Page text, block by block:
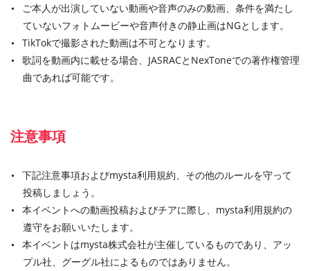
ご本人が出演していない動画や音声のみの動画、条件を満たし
ていないフォトムービーや音声付きの静止画はNGとします。
TikTokで撮影された動画は不可となります。
歌詞を動画内に載せる場合、JASRACとNexToneでの著作権管理
曲であれば可能です。
注意事項
下記注意事項およびmysta利用規約、その他のルールを守って
投稿しましょう。
本イベントへの動画投稿およびチアに際し、mysta利用規約の
遵守をお願いいたします。
本イベントはmysta株式会社が主催しているものであり、アッ
プル社、グーグル社によるものではありません。